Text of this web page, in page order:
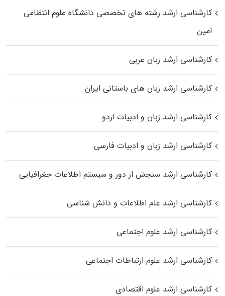
کارشناسی ارشد رﺷﺘﻪ ﻫﺎی تخصصی داﻧﺸﮕﺎه ﻋﻠﻮم انتظامی
اﻣﻴﻦ
کارشناسی ارشد زبان عربی
کارشناسی ارشد زبان‌ های باستانی ایران
کارشناسی ارشد زبان و ادبیات اردو
کارشناسی ارشد زبان و ادبیات فارسی
کارشناسی ارشد سنجش از دور و سیستم اطلاعات جغرافیایی
کارشناسی ارشد علم اطلاعات و دانش شناسی
کارشناسی ارشد علوم اجتماعی
کارشناسی ارشد علوم ارتباطات اجتماعی
کارشناسی ارشد علوم اقتصادی